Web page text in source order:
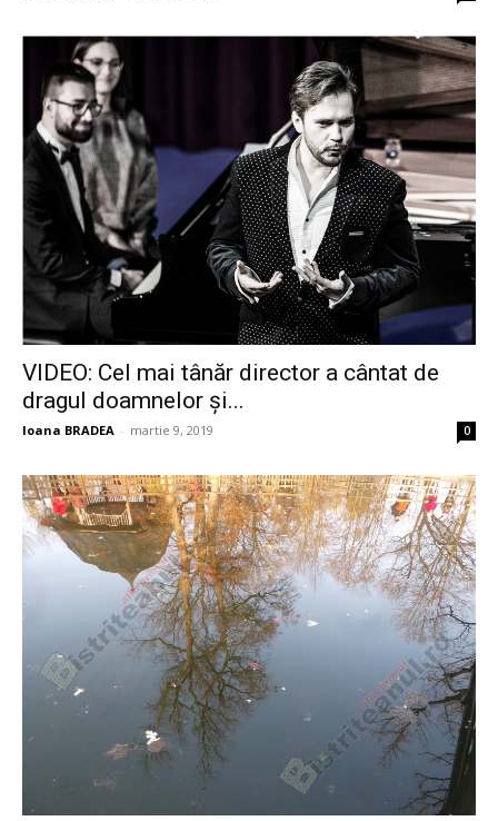
VIDEO: Cel mai tânăr director a cântat de
dragul doamnelor și...
Ioana BRADEA - martie 9, 2019 0